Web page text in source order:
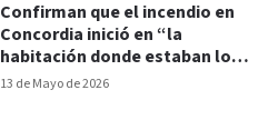
13 de Mayo de 2026
Confirman que el incendio en
Concordia inició en “la
habitación donde estaban los
niños”